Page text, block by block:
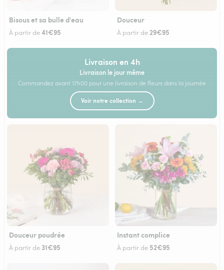
Bisous et sa bulle d'eau
À partir de41€95
Douceur
À partir de 29€95
Livraison en 4h
Livraison le jour même
Commandez avant 17h00 pour une livraison de fleurs dans la journée
Voir notre collection →
Douceur poudrée
À partir de 31€95
Instant complice
À partir de 52€95